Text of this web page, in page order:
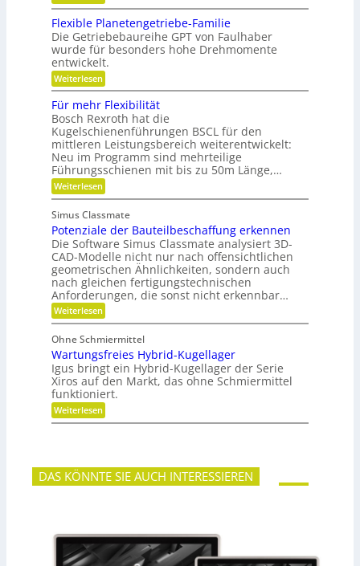
o
nb
o
t
e
r
g
r
e
f
e
r
n
,
e
i
n
e
V
e
a
n
t
w
o
r
t
u
n
G
e
m
e
i
n
n
ü
z
i
g
e
S
t
i
f
t
n
g
g
e
g
r
ü
n
d
e
Flexible Planetengetriebe-Familie
Die Getriebebaureihe GPT von Faulhaber
wurde für besonders hohe Drehmomente
entwickelt.
Weiterlesen:
F
e
x
i
b
l
e
P
l
a
n
t
e
n
g
e
t
r
i
e
b
e
-
F
a
m
i
l
i
Für mehr Flexibilität
Bosch Rexroth hat die
Kugelschienenführungen BSCL für den
mittleren Leistungsbereich weiterentwickelt:
Neu im Programm sind mehrteilige
Führungsschienen mit bis zu 50m Länge,…
Weiterlesen:
F
r
m
e
h
r
F
l
e
x
i
i
l
i
t
ä
t
Simus Classmate
Potenziale der Bauteilbeschaffung erkennen
Die Software Simus Classmate analysiert 3D-
CAD-Modelle nicht nur nach offensichtlichen
geometrischen Ähnlichkeiten, sondern auch
nach gleichen fertigungstechnischen
Anforderungen, die sonst nicht erkennbar…
Weiterlesen:
P
t
e
n
z
i
a
l
e
B
a
u
l
b
Ohne Schmiermittel
Wartungsfreies Hybrid-Kugellager
Igus bringt ein Hybrid-Kugellager der Serie
Xiros auf den Markt, das ohne Schmiermittel
funktioniert.
Weiterlesen:
W
u
n
g
e
i
DAS KÖNNTE SIE AUCH INTERESSIEREN